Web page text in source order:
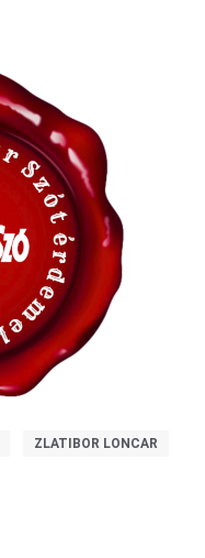
ZLATIBOR LONCAR